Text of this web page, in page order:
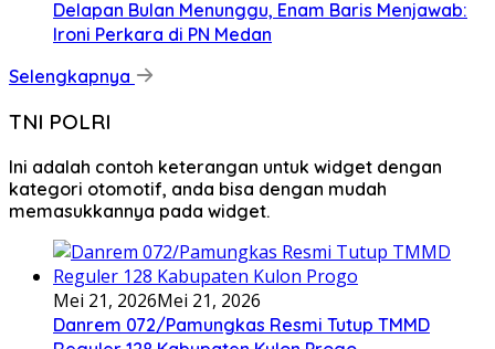
Delapan Bulan Menunggu, Enam Baris Menjawab:
Ironi Perkara di PN Medan
Selengkapnya
TNI POLRI
Ini adalah contoh keterangan untuk widget dengan
kategori otomotif, anda bisa dengan mudah
memasukkannya pada widget.
Mei 21, 2026Mei 21, 2026
Danrem 072/Pamungkas Resmi Tutup TMMD